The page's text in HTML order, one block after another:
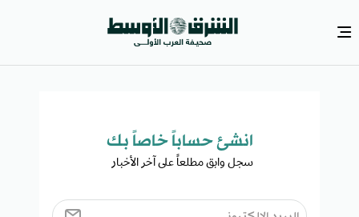
انشئ حساباً خاصاً بك​
سجل وابق مطلعاً على آخر الأخبار ​